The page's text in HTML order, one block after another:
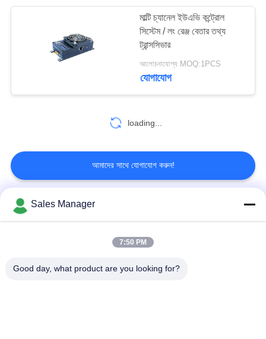
মাল্টি চ্যানেল ইউএভি কন্ট্রোল
সিস্টেম / লং রেঞ্জ বেতার তথ্য
ট্রান্সসিভার
আলোচনাযোগ্য MOQ:1PCS
যোগাযোগ
loading...
আমাদের সাথে যোগাযোগ করুন!
ট্রান্সমিটার
Sales Manager
7:50 PM
Good day, what product are you looking for?